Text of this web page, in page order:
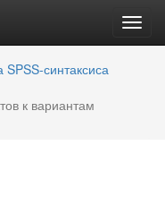
SPSS-синтаксиса
к вариантам